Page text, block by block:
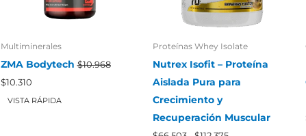
Multiminerales
ZMA Bodytech $10.968
El
precio
original
$10.310El
actual
VISTA RÁPIDA
Proteínas Whey Isolate
Nutrex Isofit – Proteína
Aislada Pura para
Crecimiento y
Recuperación Muscular
Rango